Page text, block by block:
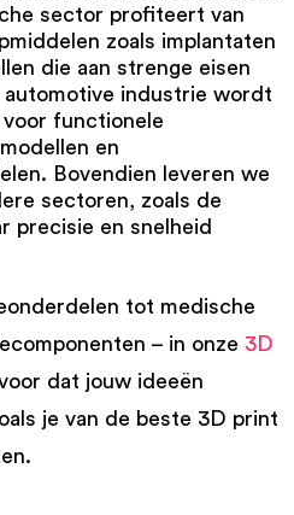
sector profiteert van
zoals implantaten
die aan strenge eisen
automotive industrie wordt
functionele
en
Bovendien leveren we
sectoren, zoals de
precisie en snelheid
tot medische
– in onze 3D
dat jouw ideeën
je van de beste 3D print